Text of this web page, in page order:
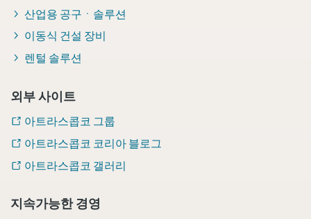
산업용 공구ㆍ솔루션
이동식 건설 장비
렌털 솔루션
외부 사이트
아트라스콥코 그룹
아트라스콥코 코리아 블로그
아트라스콥코 갤러리
지속가능한 경영